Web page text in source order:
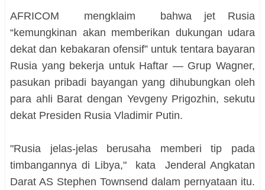
AFRICOM mengklaim bahwa jet Rusia
“kemungkinan akan memberikan dukungan udara
dekat dan kebakaran ofensif” untuk tentara bayaran
Rusia yang bekerja untuk Haftar — Grup Wagner,
pasukan pribadi bayangan yang dihubungkan oleh
para ahli Barat dengan Yevgeny Prigozhin, sekutu
dekat Presiden Rusia Vladimir Putin.
"Rusia jelas-jelas berusaha memberi tip pada
timbangannya di Libya," kata Jenderal Angkatan
Darat AS Stephen Townsend dalam pernyataan itu.